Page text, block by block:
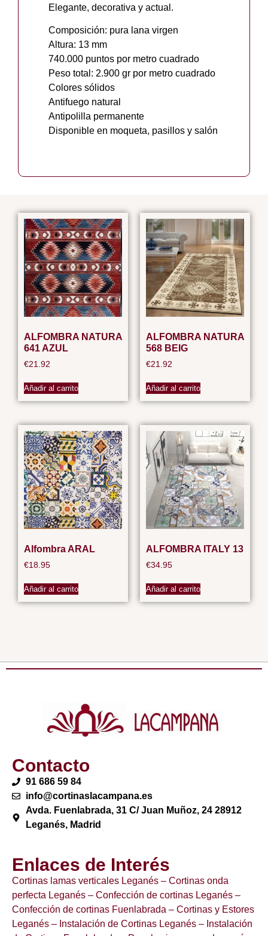
Elegante, decorativa y actual.
Composición: pura lana virgen
Altura: 13 mm
740.000 puntos por metro cuadrado
Peso total: 2.900 gr por metro cuadrado
Colores sólidos
Antifuego natural
Antipolilla permanente
Disponible en moqueta, pasillos y salón
ALFOMBRA NATURA
641 AZUL
€21.92
Añadir al carrito
ALFOMBRA NATURA
568 BEIG
€21.92
Añadir al carrito
Alfombra ARAL
€18.95
Añadir al carrito
ALFOMBRA ITALY 13
€34.95
Añadir al carrito
Contacto
91 686 59 84
info@cortinaslacampana.es
Avda. Fuenlabrada, 31 C/ Juan Muñoz, 24 28912
Leganés, Madrid
Enlaces de Interés
Cortinas lamas verticales Leganés – Cortinas onda
perfecta Leganés – Confección de cortinas Leganés –
Confección de cortinas Fuenlabrada – Cortinas y Estores
Leganés – Instalación de Cortinas Leganés – Instalación